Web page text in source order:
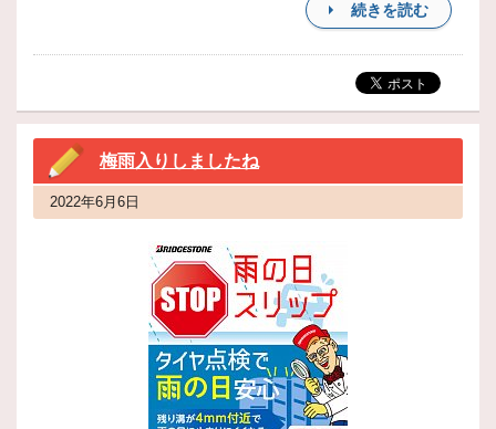
続きを読む
梅雨入りしましたね
2022年6月6日